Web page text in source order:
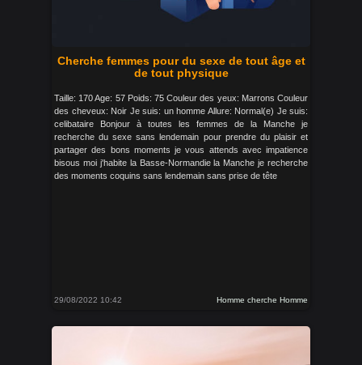
Cherche femmes pour du sexe de tout âge et
de tout physique
Taille: 170 Age: 57 Poids: 75 Couleur des yeux: Marrons Couleur
des cheveux: Noir Je suis: un homme Allure: Normal(e) Je suis:
celibataire Bonjour à toutes les femmes de la Manche je
recherche du sexe sans lendemain pour prendre du plaisir et
partager des bons moments je vous attends avec impatience
bisous moi j'habite la Basse-Normandie la Manche je recherche
des moments coquins sans lendemain sans prise de tête
29/08/2022 10:42 Homme cherche Homme